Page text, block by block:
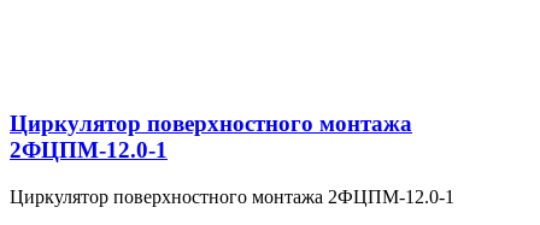
Циркулятор поверхностного монтажа
2ФЦПМ-12.0-1
Циркулятор поверхностного монтажа 2ФЦПМ-12.0-1